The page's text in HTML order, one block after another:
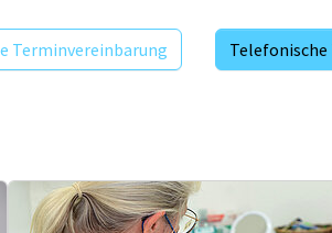
Terminvereinbarung